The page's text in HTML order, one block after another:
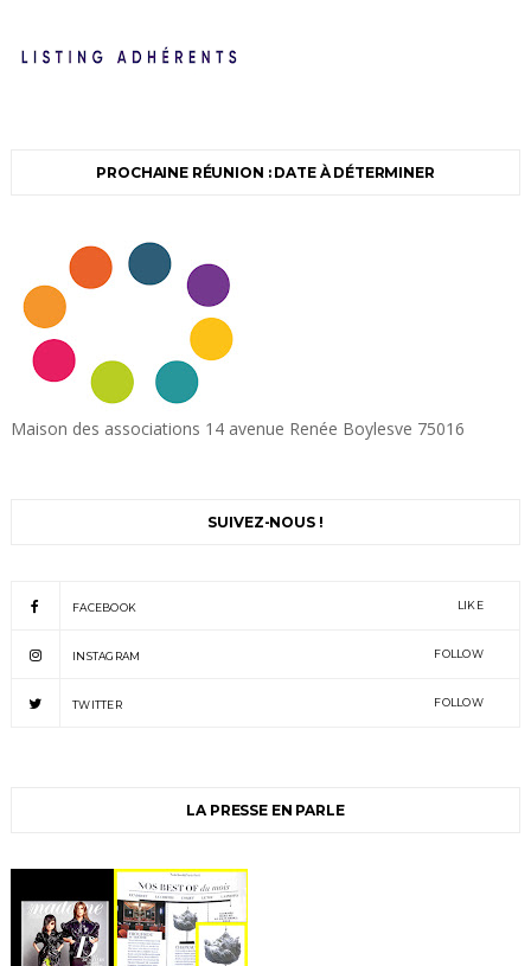
PROCHAINE RÉUNION : DATE À DÉTERMINER
Maison des associations 14 avenue Renée Boylesve 75016
SUIVEZ-NOUS !
FACEBOOK LIKE
INSTAGRAM FOLLOW
TWITTER FOLLOW
LA PRESSE EN PARLE